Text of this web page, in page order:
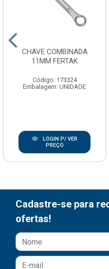
CHAVE COMBINADA
11MM FERTAK
Código: 173324
Embalagem: UNIDADE
LOGIN P/ VER
PREÇO
Cadastre-se para
ofertas!